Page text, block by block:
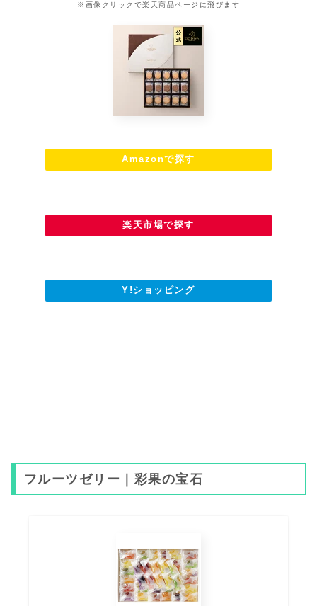
※画像クリックで楽天商品ページに飛びます
Amazonで探す
楽天市場で探す
Y!ショッピング
フルーツゼリー｜彩果の宝石